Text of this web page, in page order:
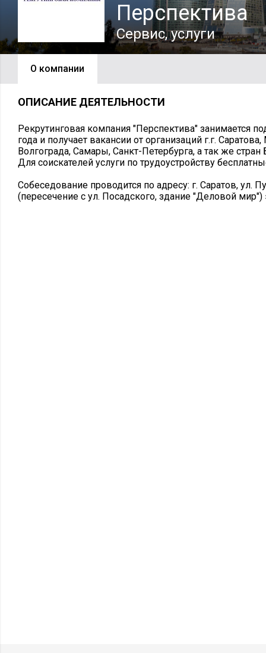
Перспектива
Сервис, услуги
О компании
ОПИСАНИЕ ДЕЯТЕЛЬНОСТИ
Рекрутинговая компания "Перспектива" занимается
года и получает вакансии от организаций г.г.
Волгограда, Самары, Санкт-Петербурга, а так же
Для соискателей услуги по трудоустройству
Собеседование проводится по адресу: г. Саратов, ул.
(пересечение с ул. Посадского, здание "Деловой мир")